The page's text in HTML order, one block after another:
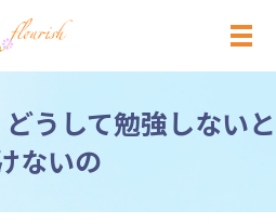
メ
うして勉強しないと
ないの